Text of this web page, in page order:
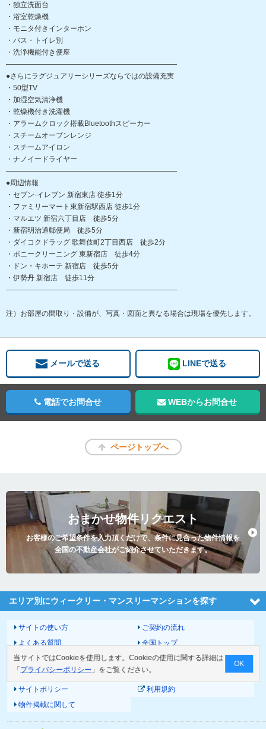
・独立洗面台
・浴室乾燥機
・モニタ付きインターホン
・バス・トイレ別
・洗浄機能付き便座
――――――――――――――――――――――――
●さらにラグジュアリーシリーズならではの設備充実
・50型TV
・加湿空気清浄機
・乾燥機付き洗濯機
・アラームクロック搭載Bluetoothスピーカー
・スチームオーブンレンジ
・スチームアイロン
・ナノイードライヤー
――――――――――――――――――――――――
●周辺情報
・セブン‐イレブン 新宿東店 徒歩1分
・ファミリーマート東新宿駅西店 徒歩1分
・マルエツ 新宿六丁目店 徒歩5分
・新宿明治通郵便局 徒歩5分
・ダイコクドラッグ 歌舞伎町2丁目西店 徒歩2分
・ポニークリーニング 東新宿店 徒歩4分
・ドン・キホーテ 新宿店 徒歩5分
・伊勢丹 新宿店 徒歩11分
――――――――――――――――――――――――
注）お部屋の間取り・設備が、写真・図面と異なる場合は現場を優先します。
メールで送る LINEで送る
電話でお問合せ WEBからお問合せ
ページトップへ
おまかせ物件リクエスト
お客様のご希望条件を入力頂くだけで、条件に見合った物件情報を
全国の不動産会社がご紹介させていただきます。
エリア別にウィークリー・マンスリーマンションを探す
サイトの使い方
ご契約の流れ
よくある質問
全国トップ
サイトマップ
運営会社
お問い合わせ
個人情報の取扱いについて
サイトポリシー
利用規約
物件掲載に関して
当サイトではCookieを使用します。Cookieの使用に関する詳細は
「 プライバシーポリシー 」をご覧ください。
OK